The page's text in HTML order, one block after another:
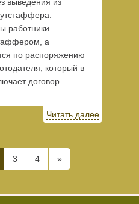
работники
а
по распоряжению
который в
договор…
Читать далее
3 4 »